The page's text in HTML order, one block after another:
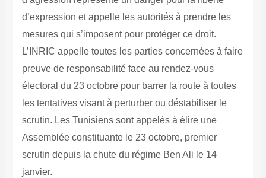
d’expression et appelle les autorités à prendre les
mesures qui s’imposent pour protéger ce droit.
L’INRIC appelle toutes les parties concernées à faire
preuve de responsabilité face au rendez-vous
électoral du 23 octobre pour barrer la route à toutes
les tentatives visant à perturber ou déstabiliser le
scrutin. Les Tunisiens sont appelés à élire une
Assemblée constituante le 23 octobre, premier
scrutin depuis la chute du régime Ben Ali le 14
janvier.